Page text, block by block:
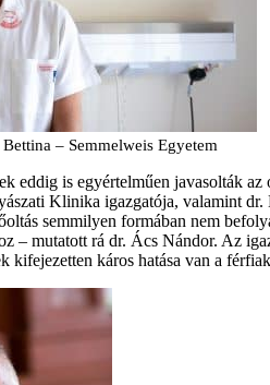
– Semmelweis Egyetem
eddig is egyértelműen javasolták
Klinika igazgatója, valamint
semmilyen formában nem
– mutatott rá dr. Ács Nándor. Az
kifejezetten káros hatása van a